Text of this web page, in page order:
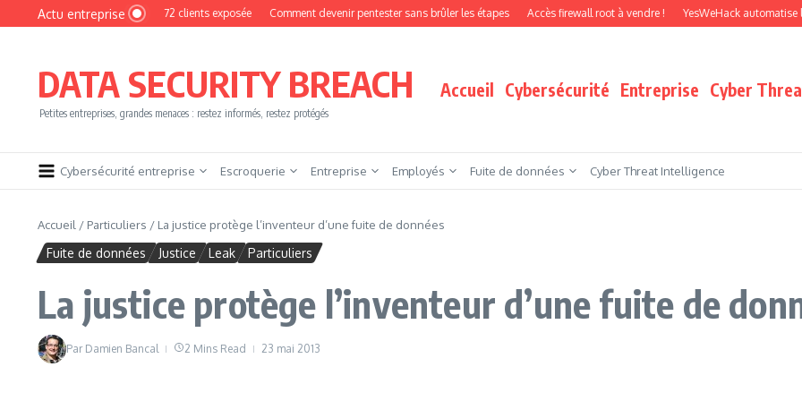
Aller au contenu
Actu entreprise
: une base de 16 272 clients exposée Comment devenir pentester sans brûler les étapes Accès firewall root à vendre ! YesWeHack automatise le
DATA SECURITY BREACH
Petites entreprises, grandes menaces : restez informés, restez protégés
Accueil Cybersécurité Entreprise Cyber
Cybersécurité entreprise Escroquerie Entreprise Employés Fuite de données Cyber Threat Intelligence
Accueil / Particuliers / La justice protège l’inventeur d’une fuite de données
Fuite de données Justice Leak Particuliers
La justice protège l’inventeur d’une fuite de
Par Damien Bancal 2 Mins Read 23 mai 2013